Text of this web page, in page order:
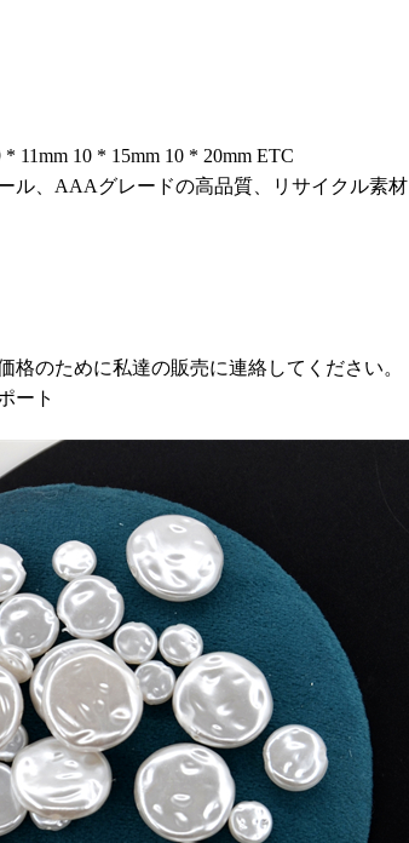
11mm 10 * 15mm 10 * 20mm ETC
ル、AAAグレードの高品質、リサイクル素材
格のために私達の販売に連絡してください。
ート